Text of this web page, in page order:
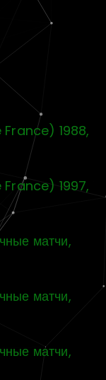
France) 1988,
France) 1997,
матчи,
матчи,
матчи,